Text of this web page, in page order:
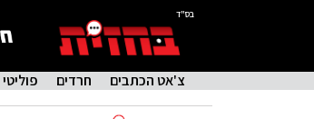
בס"ד
צ'אט הכתבים חרדים פוליטי